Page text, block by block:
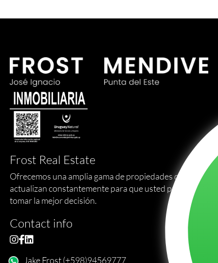
Frost Real Estate
Ofrecemos una amplia gama de propiedades que se
actualizan constantemente para que usted pueda
tomar la mejor decisión.
Contact info
Jake Frost (+598)94569777